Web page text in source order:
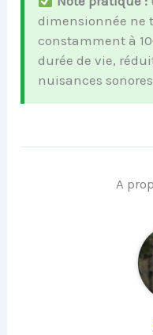
dimensionnée ne
constamment à
durée de vie,
nuisances
A